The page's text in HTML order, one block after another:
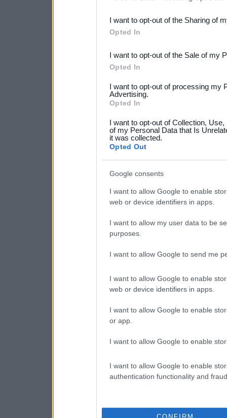
Downstream Participants
third parties.
Please note that this
not limited to your visit or
your data for below
consent section.
I want to opt-out of the Sharing of
Opted In
I want to opt-out of the Sale of my
Opted In
I want to opt-out of processing my
Advertising.
Opted In
I want to opt-out of Collection,
of my Personal Data that Is
it was collected.
Opted Out
Google consents
I want to allow Google to enable
web or device identifiers in apps.
I want to allow my user data to be
purposes.
I want to allow Google to send me
I want to allow Google to enable
web or device identifiers in apps.
I want to allow Google to enable
or app.
I want to allow Google to enable
I want to allow Google to enable
authentication functionality and
CONFIRM